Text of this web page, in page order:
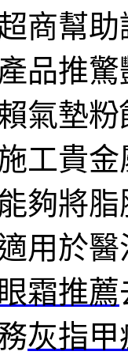
商幫
品推
氣墊
工貴
能夠將
用於
眼霜推薦
灰指甲